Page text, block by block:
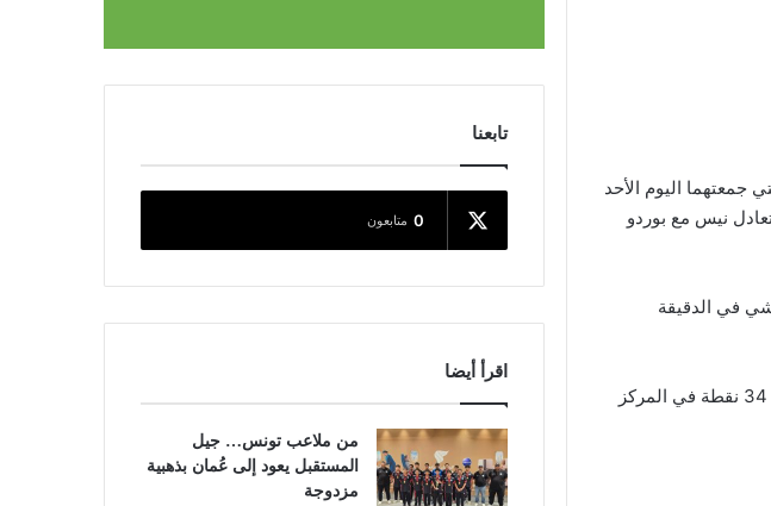
ضيفه سانت اتيان 1 / 1 خلال المباراة التي جمعتهما اليوم الأحد
نيس مع بوردو
ماتيو دوبوشي في الدقيقة
ورفع ليون رصيده إلى 50 نقطة وعزز تواجده في المركز الرابع، كما رفع سانت اتيان رصيده إلى 34 نقطة في المركز
تابعنا
0 متابعون
اقرأ أيضا
من ملاعب تونس… جيل
المستقبل يعود إلى عُمان بذهبية
مزدوجة